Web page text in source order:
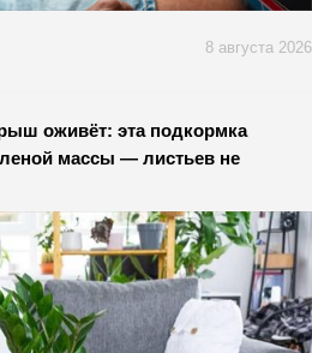
8 августа 2026
оживёт: эта подкормка
массы — листьев не